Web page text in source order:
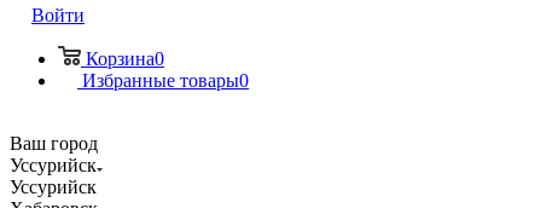
Войти
Корзина0
Избранные товары0
Ваш город
Уссурийск
Уссурийск